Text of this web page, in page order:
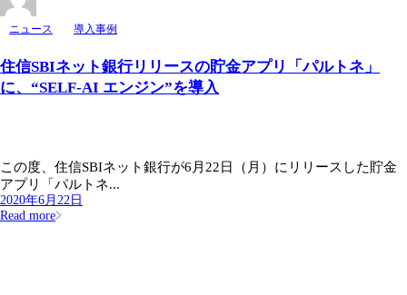
ニュース 導入事例
住信SBIネット銀行リリースの貯金アプリ「パルトネ」
に、“SELF-AI エンジン”を導入
この度、住信SBIネット銀行が6月22日（月）にリリースした貯金
アプリ「パルトネ...
2020年6月22日
Read more